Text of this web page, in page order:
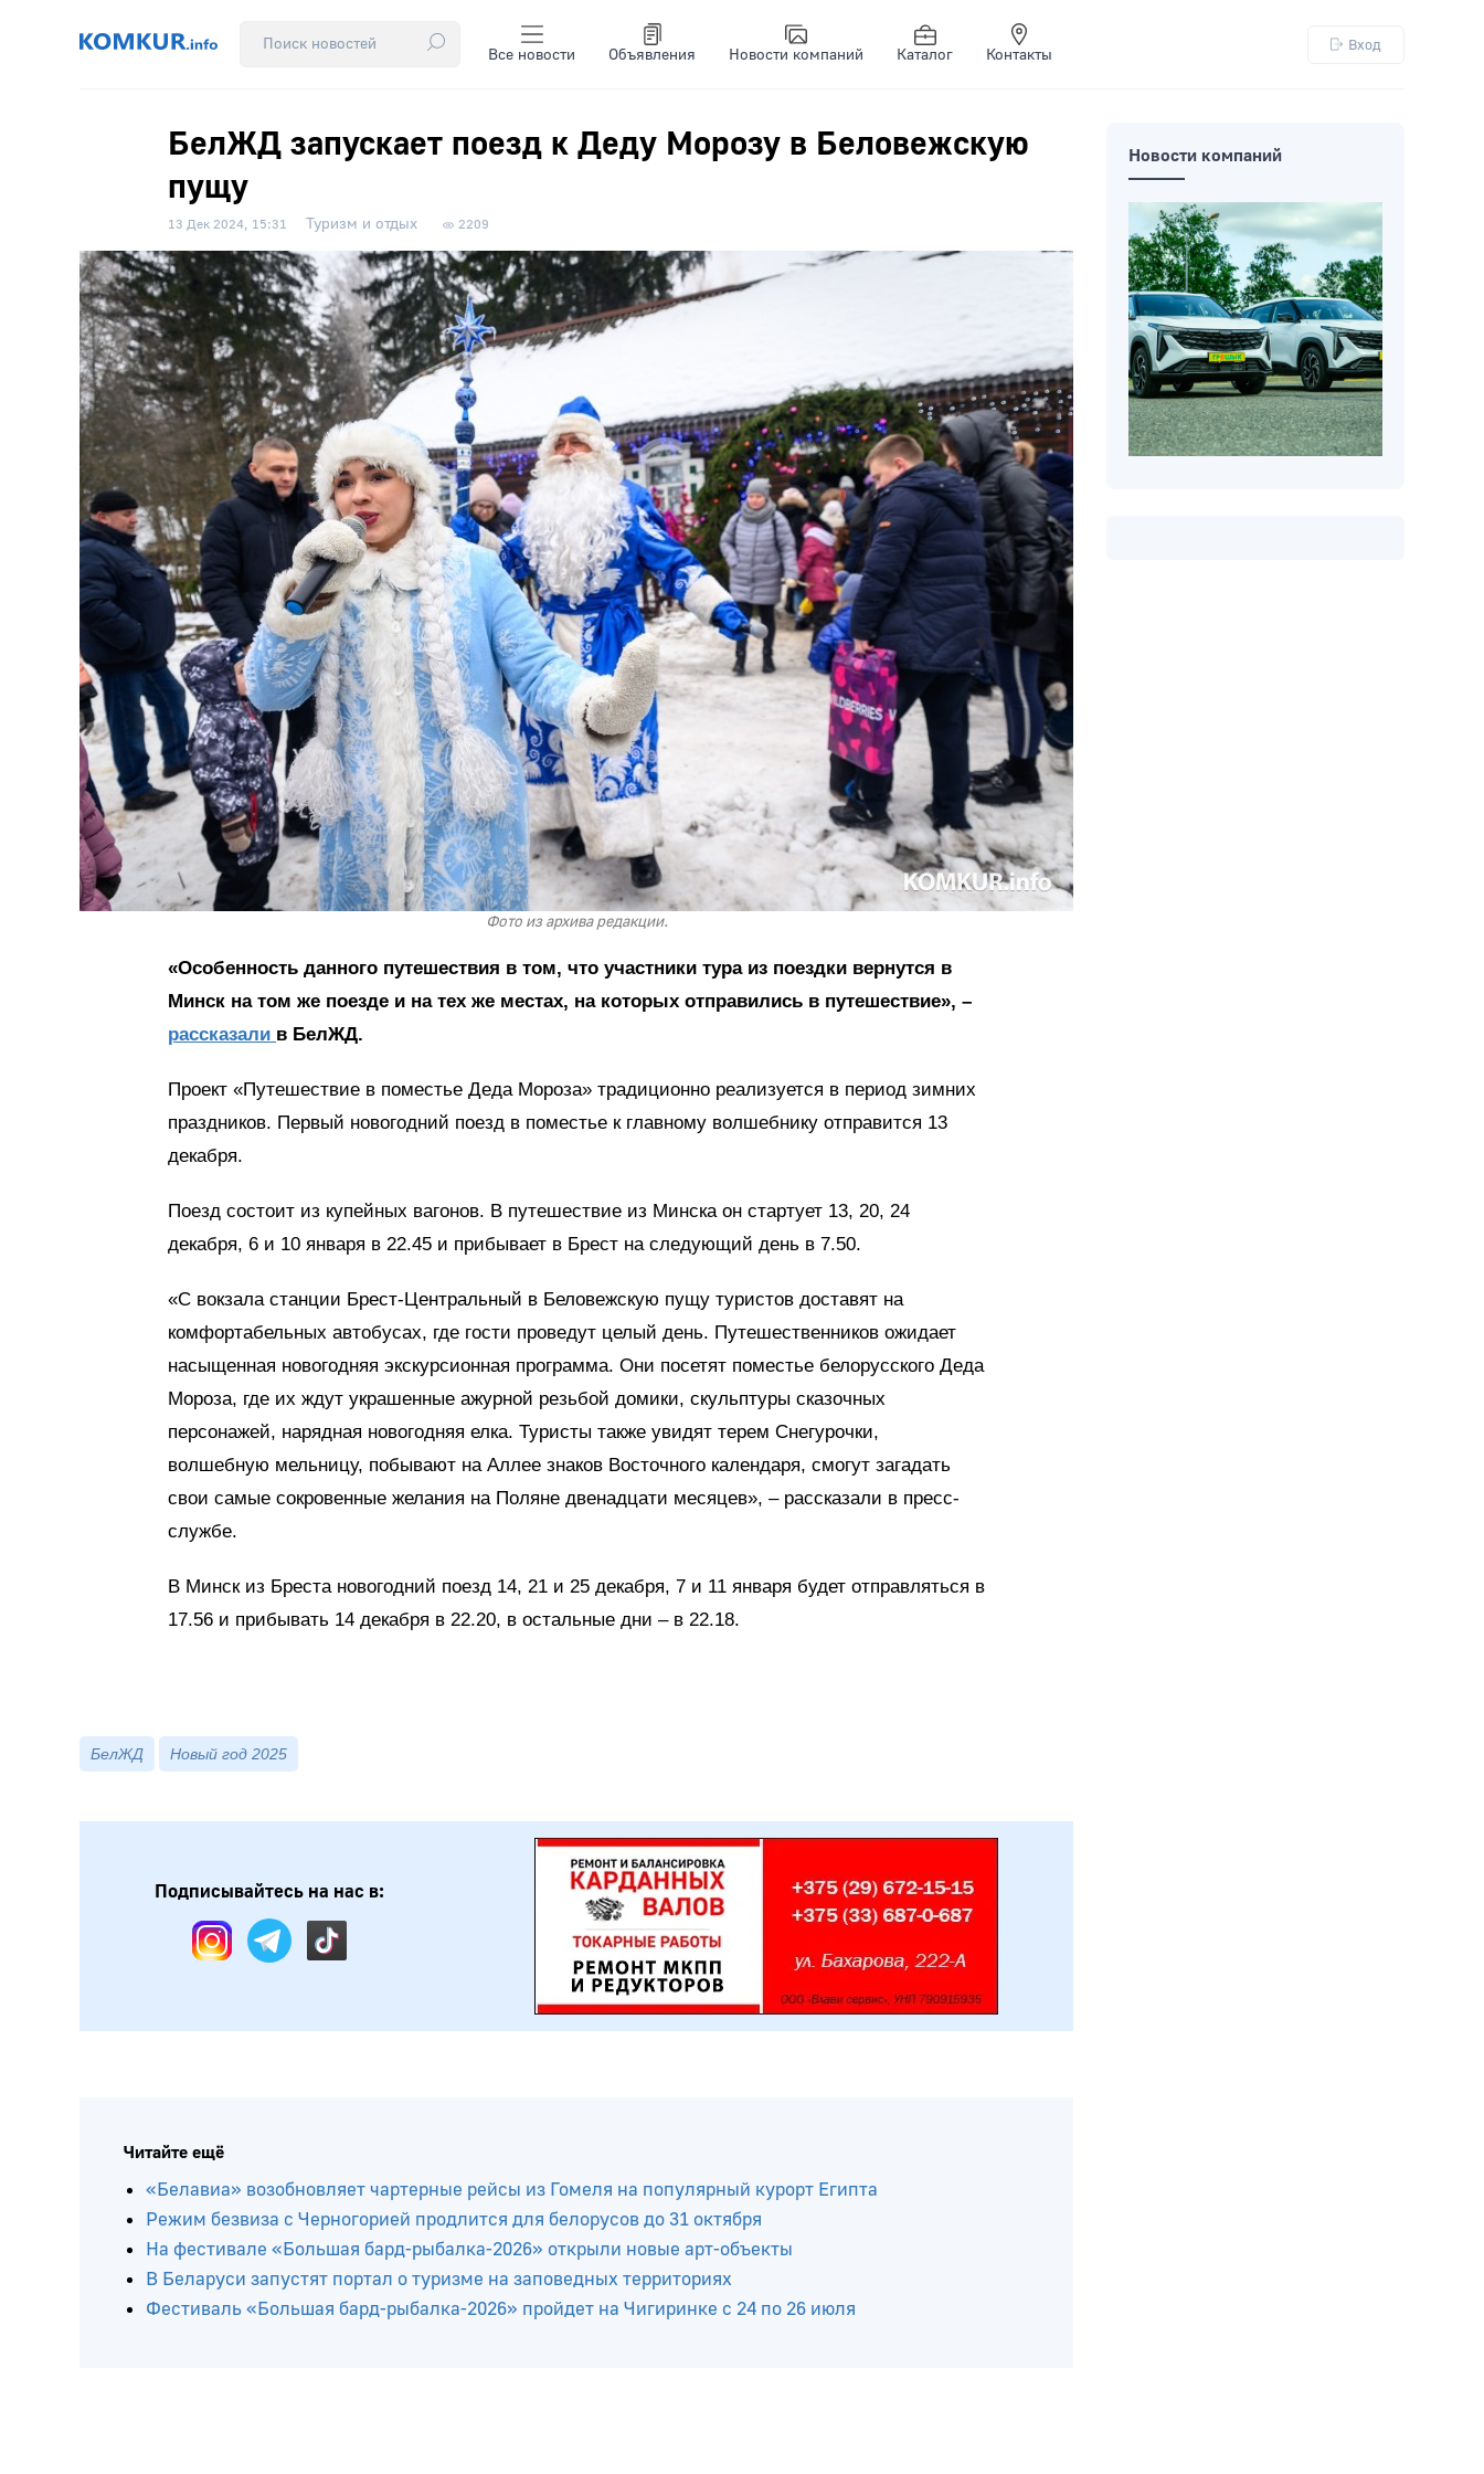
Все новости Объявления Новости компаний Каталог Контакты
Вход
БелЖД запускает поезд к Деду Морозу в Беловежскую
пущу
13 Дек 2024, 15:31 Туризм и отдых 2209
Фото из архива редакции.
«Особенность данного путешествия в том, что участники тура из поездки вернутся в
Минск на том же поезде и на тех же местах, на которых отправились в путешествие», –
рассказали в БелЖД.
Проект «Путешествие в поместье Деда Мороза» традиционно реализуется в период зимних
праздников. Первый новогодний поезд в поместье к главному волшебнику отправится 13
декабря.
Поезд состоит из купейных вагонов. В путешествие из Минска он стартует 13, 20, 24
декабря, 6 и 10 января в 22.45 и прибывает в Брест на следующий день в 7.50.
«С вокзала станции Брест-Центральный в Беловежскую пущу туристов доставят на
комфортабельных автобусах, где гости проведут целый день. Путешественников ожидает
насыщенная новогодняя экскурсионная программа. Они посетят поместье белорусского Деда
Мороза, где их ждут украшенные ажурной резьбой домики, скульптуры сказочных
персонажей, нарядная новогодняя елка. Туристы также увидят терем Снегурочки,
волшебную мельницу, побывают на Аллее знаков Восточного календаря, смогут загадать
свои самые сокровенные желания на Поляне двенадцати месяцев», – рассказали в пресс-
службе.
В Минск из Бреста новогодний поезд 14, 21 и 25 декабря, 7 и 11 января будет отправляться в
17.56 и прибывать 14 декабря в 22.20, в остальные дни – в 22.18.
БелЖД Новый год 2025
Подписывайтесь на нас в:
Читайте ещё
«Белавиа» возобновляет чартерные рейсы из Гомеля на популярный курорт Египта
Режим безвиза с Черногорией продлится для белорусов до 31 октября
На фестивале «Большая бард-рыбалка-2026» открыли новые арт-объекты
В Беларуси запустят портал о туризме на заповедных территориях
Фестиваль «Большая бард-рыбалка-2026» пройдет на Чигиринке с 24 по 26 июля
Новости компаний